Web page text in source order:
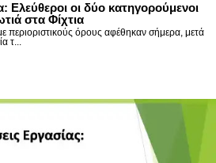
Ελεύθεροι οι δύο κατηγορούμενοι
στα Φίχτια
περιοριστικούς όρους αφέθηκαν σήμερα, μετά
τ...